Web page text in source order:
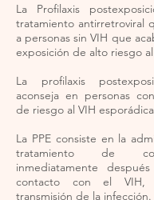
La Profilaxis
tratamiento antirretroviral
a personas sin VIH que
exposición de alto riesgo
La profilaxis
aconseja en personas
de riesgo al VIH
La PPE consiste en la
tratamiento de
inmediatamente
contacto con el VIH,
transmisión de la infección.